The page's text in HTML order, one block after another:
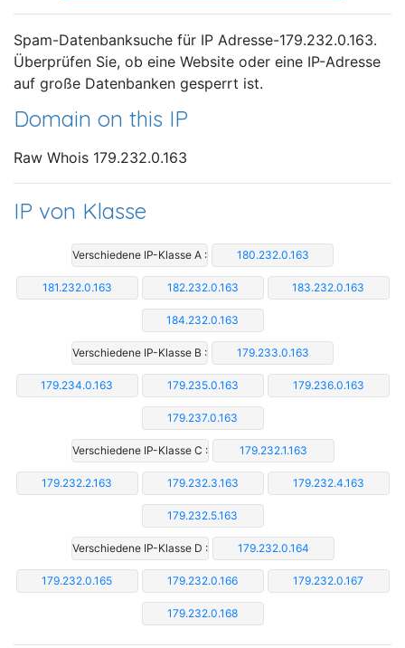
Spam-Datenbanksuche für IP Adresse-179.232.0.163.
Überprüfen Sie, ob eine Website oder eine IP-Adresse
auf große Datenbanken gesperrt ist.
Domain on this IP
Raw Whois 179.232.0.163
IP von Klasse
Verschiedene IP-Klasse A : 180.232.0.163
181.232.0.163 182.232.0.163 183.232.0.163
184.232.0.163
Verschiedene IP-Klasse B : 179.233.0.163
179.234.0.163 179.235.0.163 179.236.0.163
179.237.0.163
Verschiedene IP-Klasse C : 179.232.1.163
179.232.2.163 179.232.3.163 179.232.4.163
179.232.5.163
Verschiedene IP-Klasse D : 179.232.0.164
179.232.0.165 179.232.0.166 179.232.0.167
179.232.0.168